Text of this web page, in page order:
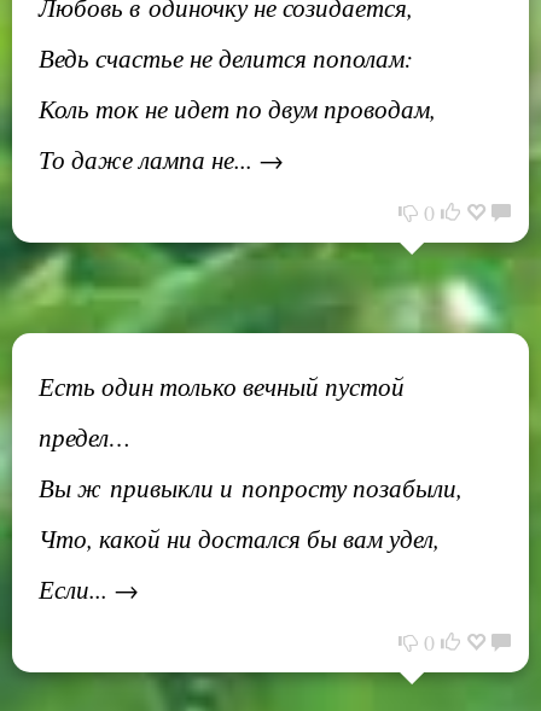
Любовь в одиночку не созидается,
Ведь счастье не делится пополам:
Коль ток не идет по двум проводам,
То даже лампа не... →
0
Есть один только вечный пустой
предел…
Вы ж привыкли и попросту позабыли,
Что, какой ни достался бы вам удел,
Если... →
0